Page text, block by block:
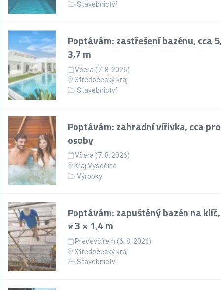
Stavebnictví
Poptávám: zastřešení bazénu, cca
3,7 m
Včera (7. 8. 2026)
Středočeský kraj
Stavebnictví
Poptávám: zahradní vířivka, cca
osoby
Včera (7. 8. 2026)
Kraj Vysočina
Výrobky
Poptávám: zapuštěný bazén na
× 3 × 1,4 m
Předevčírem (6. 8. 2026)
Středočeský kraj
Stavebnictví